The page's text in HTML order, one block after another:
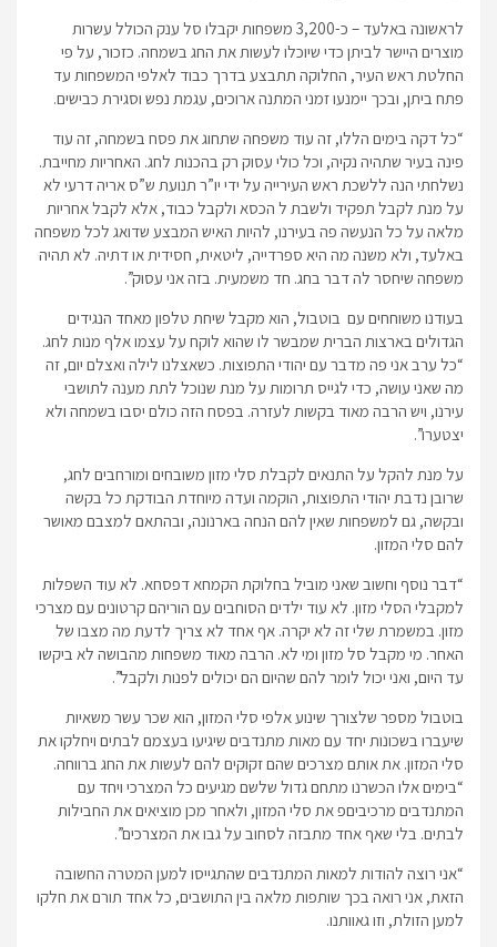
לראשונה באלעד – כ-3,200 משפחות יקבלו סל ענק הכולל עשרות
מוצרים היישר לביתן כדי שיוכלו לעשות את החג בשמחה. כזכור, על פי
החלטת ראש העיר, החלוקה תתבצע בדרך כבוד לאלפי המשפחות עד
פתח ביתן, ובכך יימנעו זמני המתנה ארוכים, עגמת נפש וסגירת כבישים.
“כל דקה בימים הללו, זה עוד משפחה שתחוג את פסח בשמחה, זה עוד
פינה בעיר שתהיה נקיה, וכל כולי עסוק רק בהכנות לחג. האחריות מחייבת.
נשלחתי הנה ללשכת ראש העירייה על ידי יו”ר תנועת ש”ס אריה דרעי לא
על מנת לקבל תפקיד ולשבת ל הכסא ולקבל כבוד, אלא לקבל אחריות
מלאה על כל הנעשה פה בעירנו, להיות האיש המבצע שדואג לכל משפחה
באלעד, ולא משנה מה היא ספרדייה, ליטאית, חסידית או דתיה. לא תהיה
משפחה שיחסר לה דבר בחג. חד משמעית. בזה אני עסוק”.
בעודנו משוחחים עם בוטבול, הוא מקבל שיחת טלפון מאחד הנגידים
הגדולים בארצות הברית שמבשר לו שהוא לוקח על עצמו אלף מנות לחג.
“כל ערב אני פה מדבר עם יהודי התפוצות. כשאצלנו לילה ואצלם יום, זה
מה שאני עושה, כדי לגייס תרומות על מנת שנוכל לתת מענה לתושבי
עירנו, ויש הרבה מאוד בקשות לעזרה. בפסח הזה כולם יסבו בשמחה ולא
יצטערו”.
על מנת להקל על התנאים לקבלת סלי מזון משובחים ומורחבים לחג,
שרובן נדבת יהודי התפוצות, הוקמה ועדה מיוחדת הבודקת כל בקשה
ובקשה, גם למשפחות שאין להם הנחה בארנונה, ובהתאם למצבם מאושר
להם סלי המזון.
“דבר נוסף וחשוב שאני מוביל בחלוקת הקמחא דפסחא. לא עוד השפלות
למקבלי הסלי מזון. לא עוד ילדים הסוחבים עם הוריהם קרטונים עם מצרכי
מזון. במשמרת שלי זה לא יקרה. אף אחד לא צריך לדעת מה מצבו של
האחר. מי מקבל סל מזון ומי לא. הרבה מאוד משפחות מהבושה לא ביקשו
עד היום, ואני יכול לומר להם שהיום הם יכולים לפנות ולקבל”.
בוטבול מספר שלצורך שינוע אלפי סלי המזון, הוא שכר עשר משאיות
שיעברו בשכונות יחד עם מאות מתנדבים שיגיעו בעצמם לבתים ויחלקו את
סלי המזון. את אותם מצרכים שהם זקוקים להם לעשות את החג ברווחה.
“בימים אלו הכשרנו מתחם גדול שלשם מגיעים כל המצרכי ויחד עם
המתנדבים מרכיביםפ את סלי המזון, ולאחר מכן מוציאים את החבילות
לבתים. בלי שאף אחד מתבזה לסחוב על גבו את המצרכים”.
“אני רוצה להודות למאות המתנדבים שהתגייסו למען המטרה החשובה
הזאת, אני רואה בכך שותפות מלאה בין התושבים, כל אחד תורם את חלקו
למען הזולת, וזו גאוותנו.